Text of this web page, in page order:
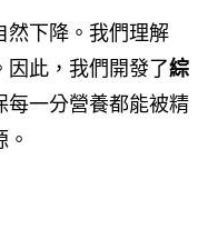
然下降。我們理解
因此，我們開發了綜
每一分營養都能被精